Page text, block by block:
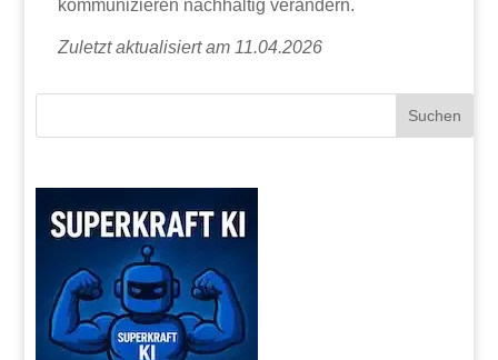
kommunizieren nachhaltig verändern.
Zuletzt aktualisiert am 11.04.2026